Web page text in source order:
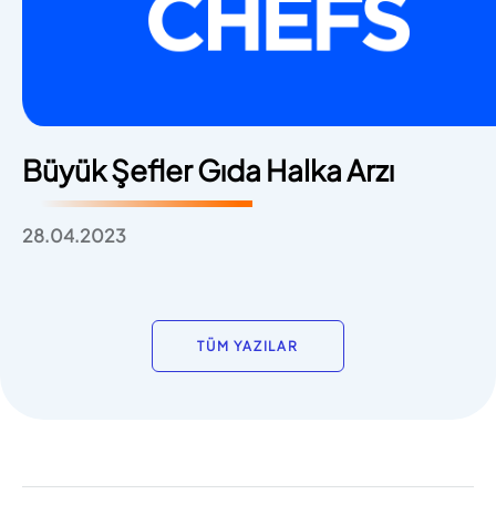
Büyük Şefler Gıda Halka Arzı
28.04.2023
TÜM YAZILAR